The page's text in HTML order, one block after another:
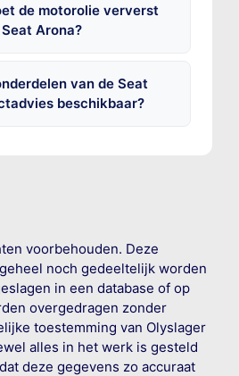
de motorolie ververst
Arona?
van de Seat
beschikbaar?
voorbehouden. Deze
noch gedeeltelijk worden
in een database of op
overgedragen zonder
toestemming van Olyslager
alles in het werk is gesteld
deze gegevens zo accuraat